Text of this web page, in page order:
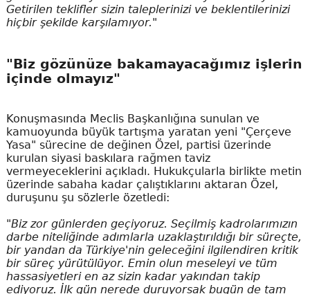
Getirilen teklifler sizin taleplerinizi ve beklentilerinizi
hiçbir şekilde karşılamıyor."
"Biz gözünüze bakamayacağımız işlerin
içinde olmayız"
Konuşmasında Meclis Başkanlığına sunulan ve
kamuoyunda büyük tartışma yaratan yeni "Çerçeve
Yasa" sürecine de değinen Özel, partisi üzerinde
kurulan siyasi baskılara rağmen taviz
vermeyeceklerini açıkladı. Hukukçularla birlikte metin
üzerinde sabaha kadar çalıştıklarını aktaran Özel,
duruşunu şu sözlerle özetledi:
"Biz zor günlerden geçiyoruz. Seçilmiş kadrolarımızın
darbe niteliğinde adımlarla uzaklaştırıldığı bir süreçte,
bir yandan da Türkiye'nin geleceğini ilgilendiren kritik
bir süreç yürütülüyor. Emin olun meseleyi ve tüm
hassasiyetleri en az sizin kadar yakından takip
ediyoruz. İlk gün nerede duruyorsak bugün de tam